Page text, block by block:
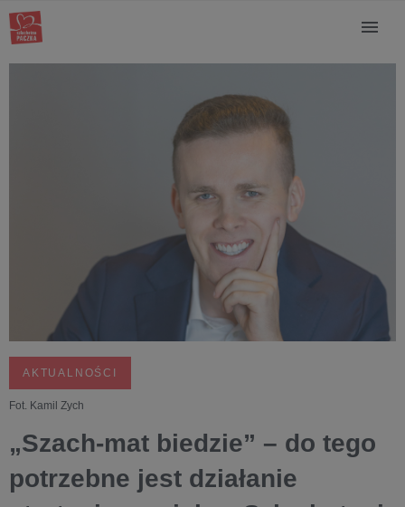
strategiem biznesowym]
AKTUALNOŚCI
Fot. Kamil Zych
„Szach-mat biedzie” – do tego
potrzebne jest działanie